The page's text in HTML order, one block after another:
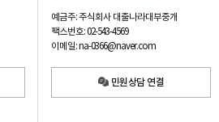
예금주: 주식회사 대출나라대부중개
팩스번호: 02-543-4569
이메일: na-0366@naver.com
민원상담 연결